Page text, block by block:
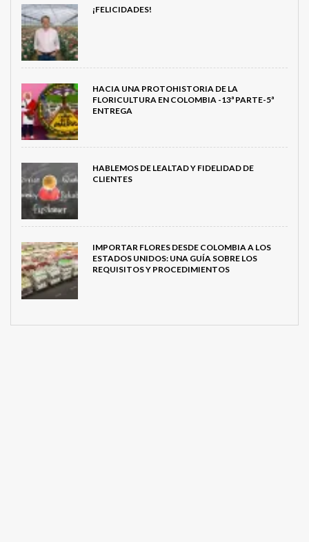
¡FELICIDADES!
HACIA UNA PROTOHISTORIA DE LA
FLORICULTURA EN COLOMBIA -13ª PARTE-5ª
ENTREGA
HABLEMOS DE LEALTAD Y FIDELIDAD DE
CLIENTES
IMPORTAR FLORES DESDE COLOMBIA A LOS
ESTADOS UNIDOS: UNA GUÍA SOBRE LOS
REQUISITOS Y PROCEDIMIENTOS